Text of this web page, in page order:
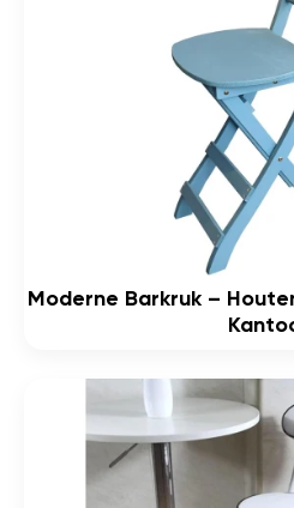
Moderne Barkruk –